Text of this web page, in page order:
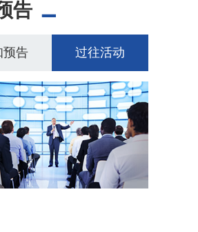
告
预告 过往活动